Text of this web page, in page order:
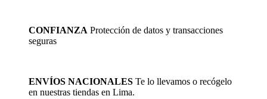
CONFIANZA Protección de datos y transacciones
seguras
ENVÍOS NACIONALES Te lo llevamos o recógelo
en nuestras tiendas en Lima.